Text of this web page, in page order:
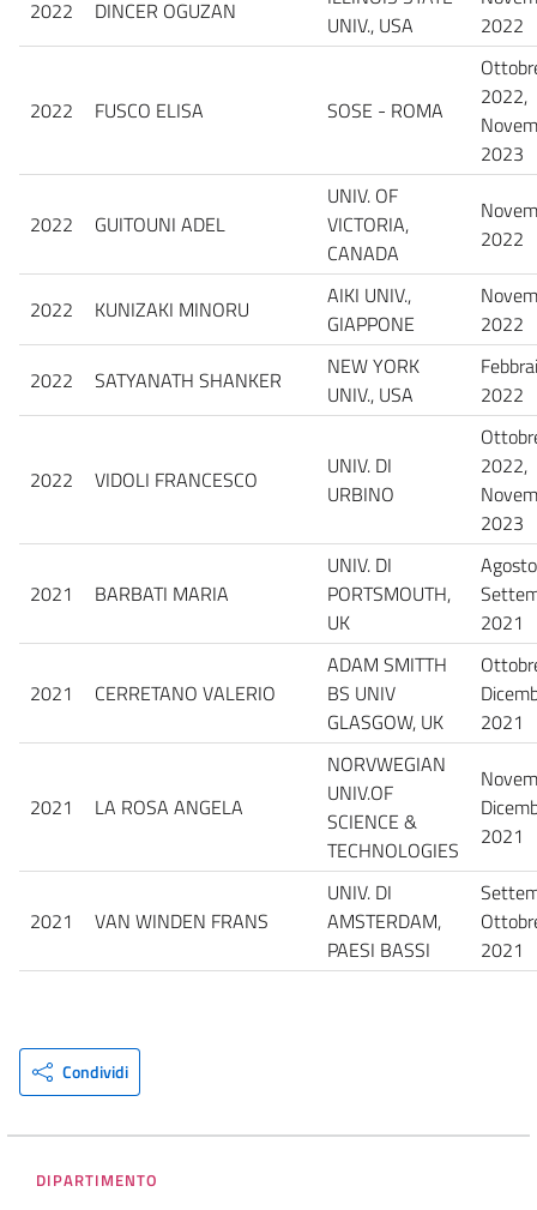
2022 DINCER OGUZAN
UNIV., USA
2022
2022 FUSCO ELISA SOSE - ROMA
2022,
2023
2022 GUITOUNI ADEL
UNIV. OF
VICTORIA,
CANADA
2022
2022 KUNIZAKI MINORU
AIKI UNIV.,
GIAPPONE
2022
2022
SATYANATH SHANKER
NEW YORK
UNIV., USA
2022
2022 VIDOLI FRANCESCO
UNIV. DI
URBINO
2022,
2023
2021 BARBATI MARIA
UNIV. DI
PORTSMOUTH,
UK
2021
2021 CERRETANO VALERIO
ADAM SMITTH
BS UNIV
GLASGOW, UK
2021
2021 LA ROSA ANGELA
NORVWEGIAN
UNIV.OF
SCIENCE &
TECHNOLOGIES
2021
2021 VAN WINDEN FRANS
UNIV. DI
AMSTERDAM,
PAESI BASSI
2021
Condividi
DIPARTIMENTO